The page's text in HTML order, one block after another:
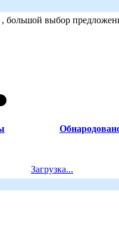
, большой выбор
Загрузка...